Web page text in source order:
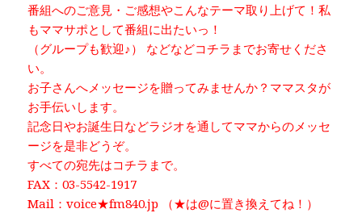
番組へのご意見・ご感想やこんなテーマ取り上げて！私
もママサポとして番組に出たいっ！
（グループも歓迎♪） などなどコチラまでお寄せくださ
い。
お子さんへメッセージを贈ってみませんか？ママスタが
お手伝いします。
記念日やお誕生日などラジオを通してママからのメッセ
ージを是非どうぞ。
すべての宛先はコチラまで。
FAX：03-5542-1917
Mail：voice★fm840.jp （★は@に置き換えてね！）